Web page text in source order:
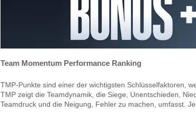
Team Momentum Performance Ranking
TMP-Punkte sind einer der wichtigsten Schlüsselfaktoren,
TMP zeigt die Teamdynamik, die Siege, Unentschieden,
Teamdruck und die Neigung, Fehler zu machen, umfasst.